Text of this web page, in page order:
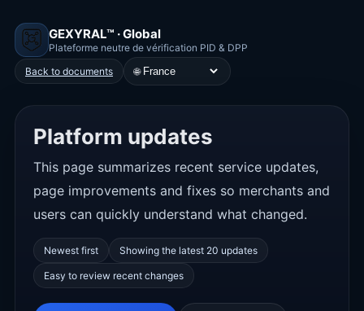
GEXYRAL™ · Global
Plateforme neutre de vérification PID & DPP
Back to documents
🌐
Platform updates
This page summarizes recent service updates,
page improvements and fixes so merchants and
users can quickly understand what changed.
Newest first Showing the latest 20 updates
Easy to review recent changes